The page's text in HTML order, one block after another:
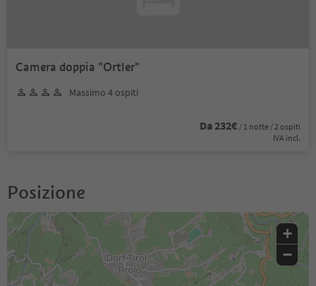
Camera doppia "Ortler"
Massimo 4 ospiti
Da 232€ / 1 notte / 2 ospiti
IVA incl.
Posizione
+
−